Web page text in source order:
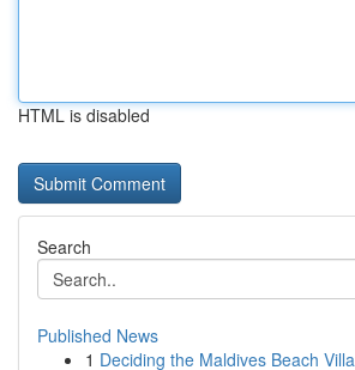
HTML is disabled
Search
Published News
1 Deciding the Maldives Beach